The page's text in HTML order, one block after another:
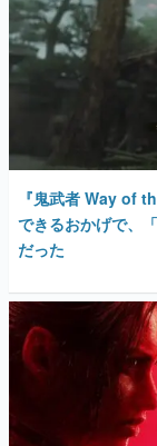
『鬼武者 Way of
できるおかげで、
だった